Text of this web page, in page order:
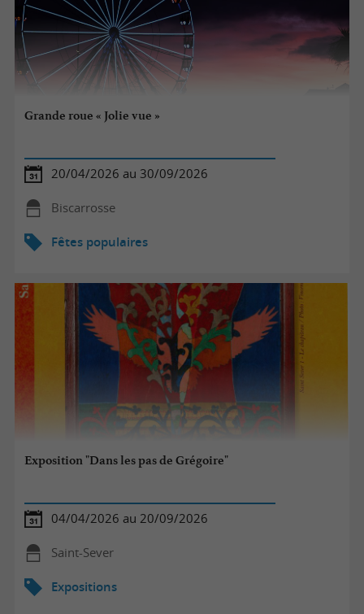
Grande roue « Jolie vue »
20/04/2026 au 30/09/2026
Biscarrosse
Fêtes populaires
Exposition "Dans les pas de Grégoire"
04/04/2026 au 20/09/2026
Saint-Sever
Expositions